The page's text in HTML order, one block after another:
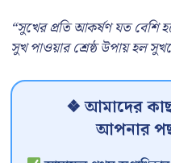
“সুখের প্রতি আকর্ষণ যত বেশি
সুখ পাওয়ার শ্রেষ্ঠ উপায় হল
❖ আমাদের
আপনার